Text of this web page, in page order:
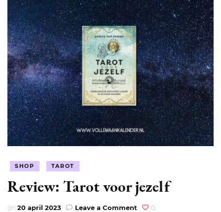
SHOP TAROT
Review: Tarot voor jezelf
on 20 april 2023 Leave a Comment on
0